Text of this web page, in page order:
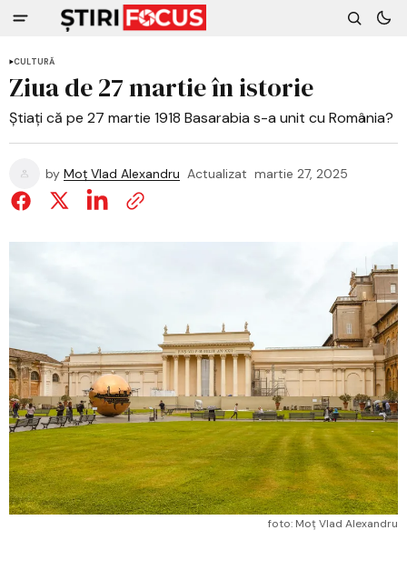
CULTURĂ
Ziua de 27 martie în istorie
Știați că pe 27 martie 1918 Basarabia s-a unit cu România?
by Moț Vlad Alexandru Actualizat martie 27, 2025
foto: Moț Vlad Alexandru